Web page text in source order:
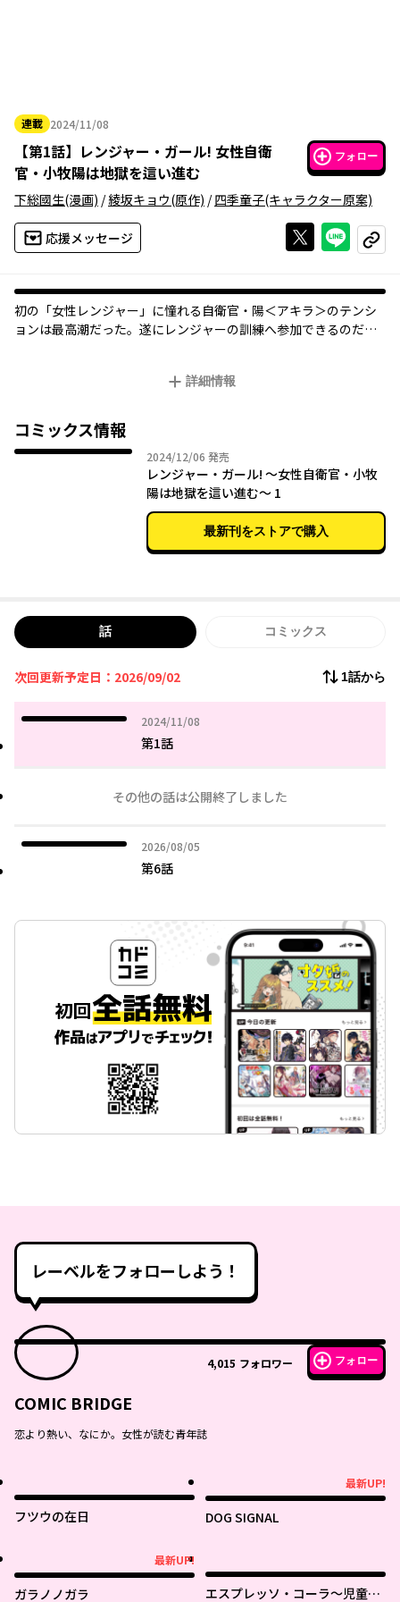
連載 2024/11/08
2024年11月08日
【第1話】 レンジャー・ガール! 女性自衛
官・小牧陽は地獄を這い進む
フォロー
下総國生(漫画) /綾坂キョウ(原作) /四季童子(キャラクター原案)
応援メッセージ Xで投稿する
ライン
コピー
初の「女性レンジャー」に憧れる自衛官・陽＜アキラ＞のテンシ
ョンは最高潮だった。遂にレンジャーの訓練へ参加できるのだ。
陽はまるで鉄の女・ミズキとバディを組むことになる。諍いばか
そんな同期や鬼教官らと共に試練に挑む中、仲間たちは次々に脱
落していく。皆から思いを託され、陽はレンジャーを目指す
涙と汗と泥まみれの青春自衛隊ストーリー！
詳細情報
コミックス情報
2024/12/06 2024年12月06日
発売
レンジャー・ガール! ～女性自衛官・小牧
陽は地獄を這い進む～ 1
最新刊をストアで購入
話 コミックス
次回更新予定日：2026/09/02 1話から
2024/11/08
2024年11月08日
第1話
その他の話は公開終了しました
2026/08/05
2026年08月05日
第6話
レーベルをフォローしよう！
4,015 フォロワー フォロー
COMIC BRIDGE
恋より熱い、なにか。女性が読む青年誌
フツウの在日
最新UP!
DOG SIGNAL
最新UP!
ガラノノガラ エスプレッソ・コーラ～児童発